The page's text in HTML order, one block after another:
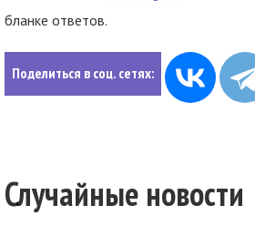
бланке ответов.
Поделиться в соц. сетях:
Случайные новости